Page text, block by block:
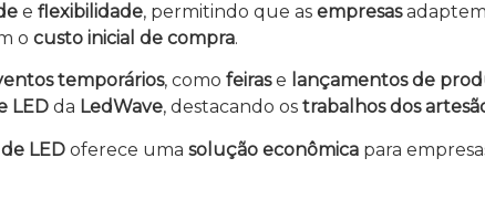
e flexibilidade, permitindo que as empresas
o custo inicial de compra.
temporários, como feirase lançamentos de
LED da LedWave, destacando os trabalhos dos
LED oferece uma solução econômica para